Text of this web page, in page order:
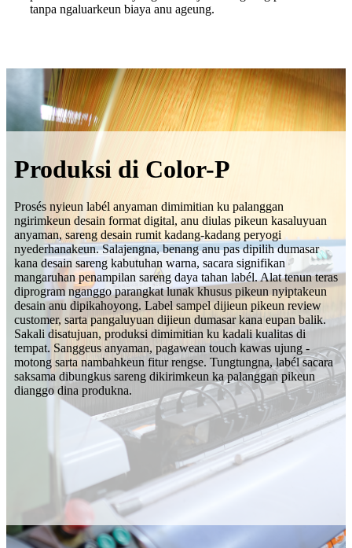
tanpa ngaluarkeun biaya anu ageung.
Produksi di Color-P
Prosés nyieun labél anyaman dimimitian ku palanggan
ngirimkeun desain format digital, anu diulas pikeun kasaluyuan
anyaman, sareng desain rumit kadang-kadang peryogi
nyederhanakeun. Salajengna, benang anu pas dipilih dumasar
kana desain sareng kabutuhan warna, sacara signifikan
mangaruhan penampilan sareng daya tahan labél. Alat tenun teras
diprogram nganggo parangkat lunak khusus pikeun nyiptakeun
desain anu dipikahoyong. Label sampel dijieun pikeun review
customer, sarta pangaluyuan dijieun dumasar kana eupan balik.
Sakali disatujuan, produksi dimimitian ku kadali kualitas di
tempat. Sanggeus anyaman, pagawean touch kawas ujung -
motong sarta nambahkeun fitur rengse. Tungtungna, labél sacara
saksama dibungkus sareng dikirimkeun ka palanggan pikeun
dianggo dina produkna.